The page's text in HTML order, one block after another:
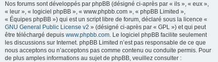
Nos forums sont développés par phpBB (désigné ci-après par « ils », « eux »,
« leur », « logiciel phpBB », « www.phpbb.com », « phpBB Limited »,
« Équipes phpBB ») qui est un script libre de forum, déclaré sous la licence «
GNU General Public License v2 » (désigné ci-après par « GPL ») et qui peut
être téléchargé depuis www.phpbb.com. Le logiciel phpBB facilite seulement
les discussions sur Internet. phpBB Limited n’est pas responsable de ce que
nous acceptons ou n’acceptons pas comme contenu ou conduite permis. Pour
de plus amples informations au sujet de phpBB, veuillez consulter :